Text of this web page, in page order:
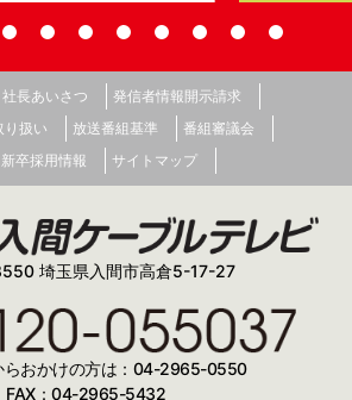
社長あいさつ
発信者情報開示請求
り扱い 放送番組基準
番組審議会
新卒採用情報 サイトマップ
埼玉県入間市高倉5-17-27
らおかけの方は：04-2965-0550
FAX：04-2965-5432